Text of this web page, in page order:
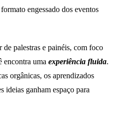
engessado dos eventos
palestras e painéis, com foco
encontra uma experiência fluida.
orgânicas, os aprendizados
ideias ganham espaço para